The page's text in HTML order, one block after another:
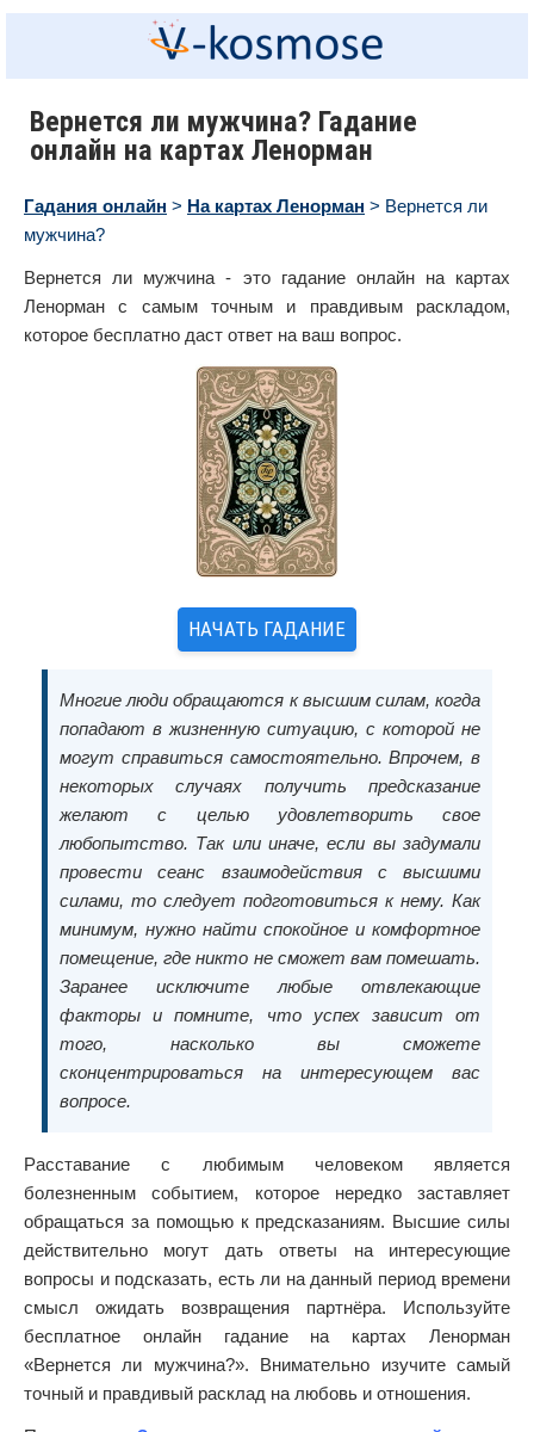
Вернется ли мужчина? Гадание
онлайн на картах Ленорман
Гадания онлайн > На картах Ленорман > Вернется ли
мужчина?
Вернется ли мужчина - это гадание онлайн на картах
Ленорман с самым точным и правдивым раскладом,
которое бесплатно даст ответ на ваш вопрос.
НАЧАТЬ ГАДАНИЕ
Многие люди обращаются к высшим силам, когда
попадают в жизненную ситуацию, с которой не
могут справиться самостоятельно. Впрочем, в
некоторых случаях получить предсказание
желают с целью удовлетворить свое
любопытство. Так или иначе, если вы задумали
провести сеанс взаимодействия с высшими
силами, то следует подготовиться к нему. Как
минимум, нужно найти спокойное и комфортное
помещение, где никто не сможет вам помешать.
Заранее исключите любые отвлекающие
факторы и помните, что успех зависит от
того, насколько вы сможете
сконцентрироваться на интересующем вас
вопросе.
Расставание с любимым человеком является
болезненным событием, которое нередко заставляет
обращаться за помощью к предсказаниям. Высшие силы
действительно могут дать ответы на интересующие
вопросы и подсказать, есть ли на данный период времени
смысл ожидать возвращения партнёра. Используйте
бесплатное онлайн гадание на картах Ленорман
«Вернется ли мужчина?». Внимательно изучите самый
точный и правдивый расклад на любовь и отношения.